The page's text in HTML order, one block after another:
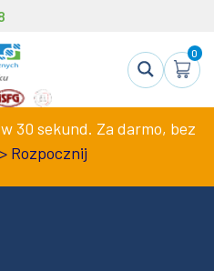
0
30 sekund. Za darmo, bez
Rozpocznij